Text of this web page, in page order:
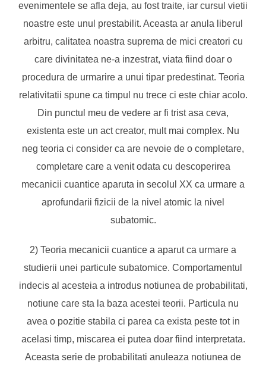
evenimentele se afla deja, au fost traite, iar cursul vietii
noastre este unul prestabilit. Aceasta ar anula liberul
arbitru, calitatea noastra suprema de mici creatori cu
care divinitatea ne-a inzestrat, viata fiind doar o
procedura de urmarire a unui tipar predestinat. Teoria
relativitatii spune ca timpul nu trece ci este chiar acolo.
Din punctul meu de vedere ar fi trist asa ceva,
existenta este un act creator, mult mai complex. Nu
neg teoria ci consider ca are nevoie de o completare,
completare care a venit odata cu descoperirea
mecanicii cuantice aparuta in secolul XX ca urmare a
aprofundarii fizicii de la nivel atomic la nivel
subatomic.
2) Teoria mecanicii cuantice a aparut ca urmare a
studierii unei particule subatomice. Comportamentul
indecis al acesteia a introdus notiunea de probabilitati,
notiune care sta la baza acestei teorii. Particula nu
avea o pozitie stabila ci parea ca exista peste tot in
acelasi timp, miscarea ei putea doar fiind interpretata.
Aceasta serie de probabilitati anuleaza notiunea de